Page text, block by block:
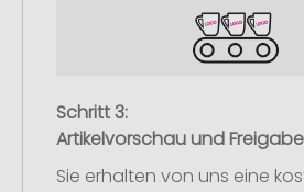
Schritt 3:
Artikelvorschau und Freigabe
Sie erhalten von uns eine